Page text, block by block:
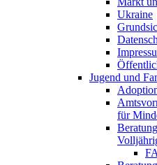
Ukraine
Jugend und
für